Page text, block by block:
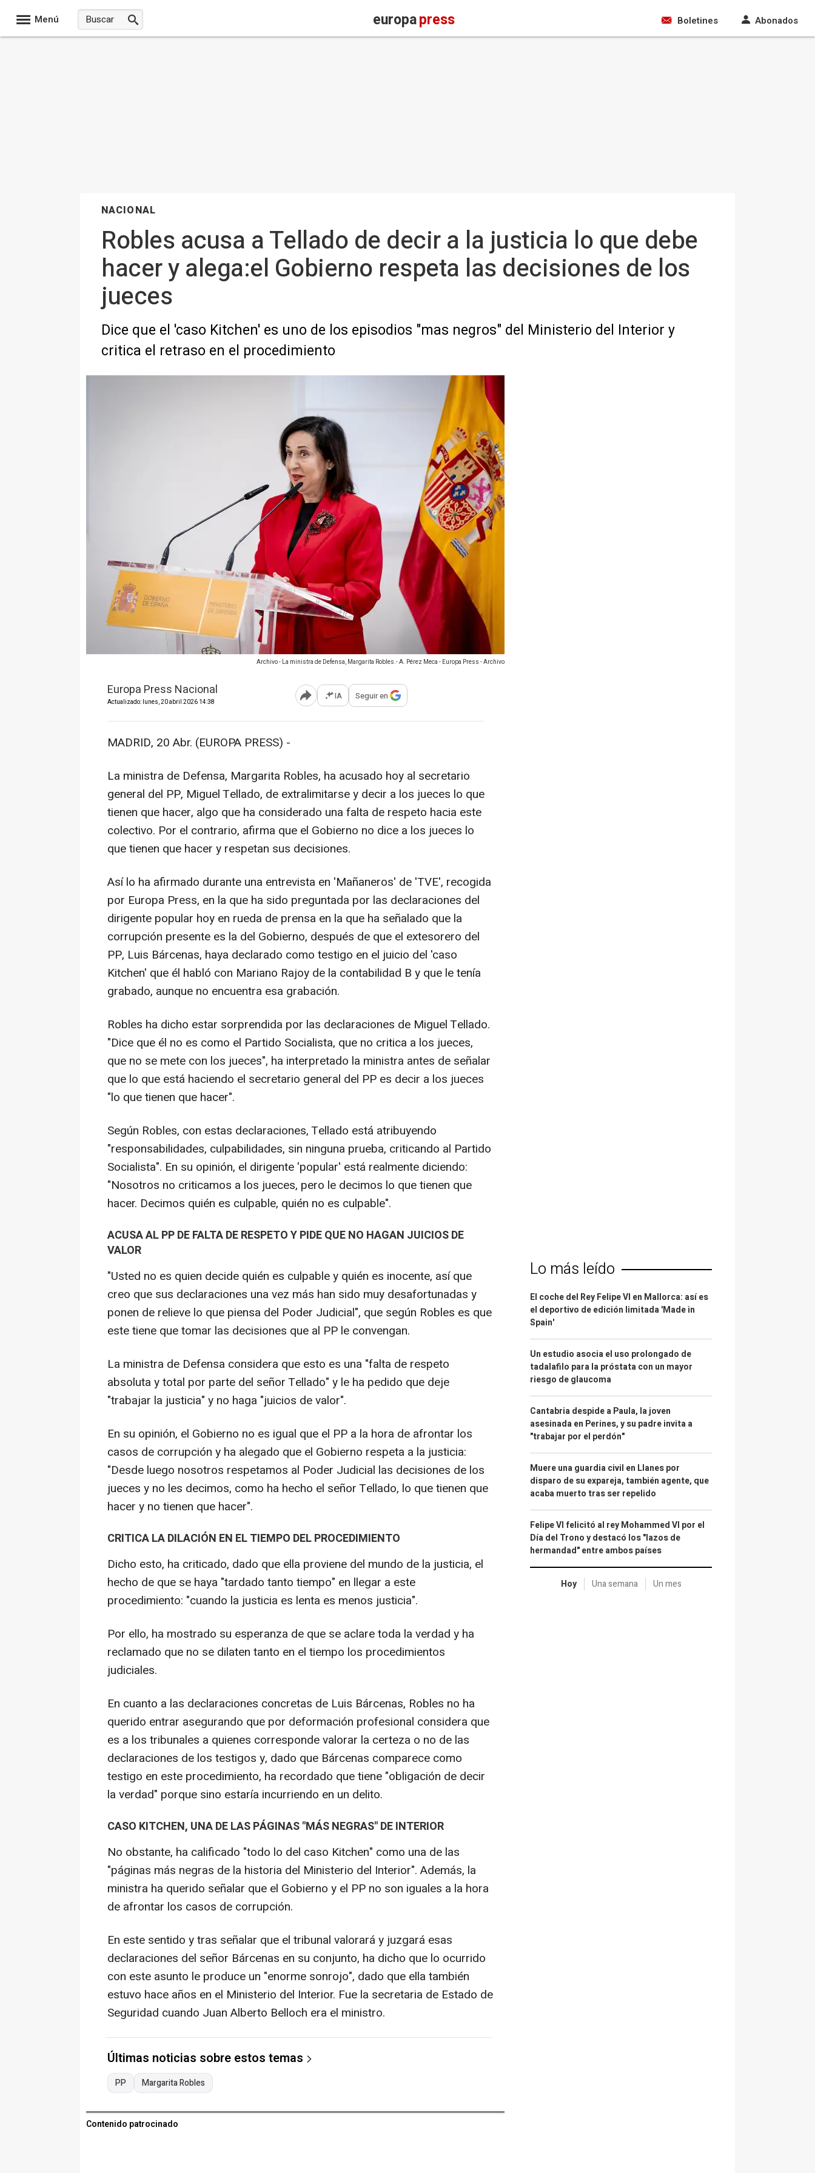
Menú europapress Boletines Abonados
NACIONAL
Robles acusa a Tellado de decir a la justicia lo que debe
hacer y alega:el Gobierno respeta las decisiones de los
jueces
Dice que el 'caso Kitchen' es uno de los episodios "mas negros" del Ministerio del Interior y
critica el retraso en el procedimiento
Archivo - La ministra de Defensa, Margarita Robles.- A. Pérez Meca - Europa Press - Archivo
Europa Press Nacional
Actualizado: lunes, 20 abril 2026 14:38 Abrir opciones para compartir
IA Seguir en
MADRID, 20 Abr. (EUROPA PRESS) -
La ministra de Defensa, Margarita Robles, ha acusado hoy al secretario
general del PP, Miguel Tellado, de extralimitarse y decir a los jueces lo que
tienen que hacer, algo que ha considerado una falta de respeto hacia este
colectivo. Por el contrario, afirma que el Gobierno no dice a los jueces lo
que tienen que hacer y respetan sus decisiones.
Así lo ha afirmado durante una entrevista en 'Mañaneros' de 'TVE', recogida
por Europa Press, en la que ha sido preguntada por las declaraciones del
dirigente popular hoy en rueda de prensa en la que ha señalado que la
corrupción presente es la del Gobierno, después de que el extesorero del
PP, Luis Bárcenas, haya declarado como testigo en el juicio del 'caso
Kitchen' que él habló con Mariano Rajoy de la contabilidad B y que le tenía
grabado, aunque no encuentra esa grabación.
Robles ha dicho estar sorprendida por las declaraciones de Miguel Tellado.
"Dice que él no es como el Partido Socialista, que no critica a los jueces,
que no se mete con los jueces", ha interpretado la ministra antes de señalar
que lo que está haciendo el secretario general del PP es decir a los jueces
"lo que tienen que hacer".
Según Robles, con estas declaraciones, Tellado está atribuyendo
"responsabilidades, culpabilidades, sin ninguna prueba, criticando al Partido
Socialista". En su opinión, el dirigente 'popular' está realmente diciendo:
"Nosotros no criticamos a los jueces, pero le decimos lo que tienen que
hacer. Decimos quién es culpable, quién no es culpable".
ACUSA AL PP DE FALTA DE RESPETO Y PIDE QUE NO HAGAN JUICIOS DE
VALOR
"Usted no es quien decide quién es culpable y quién es inocente, así que
creo que sus declaraciones una vez más han sido muy desafortunadas y
ponen de relieve lo que piensa del Poder Judicial", que según Robles es que
este tiene que tomar las decisiones que al PP le convengan.
La ministra de Defensa considera que esto es una "falta de respeto
absoluta y total por parte del señor Tellado" y le ha pedido que deje
"trabajar la justicia" y no haga "juicios de valor".
En su opinión, el Gobierno no es igual que el PP a la hora de afrontar los
casos de corrupción y ha alegado que el Gobierno respeta a la justicia:
"Desde luego nosotros respetamos al Poder Judicial las decisiones de los
jueces y no les decimos, como ha hecho el señor Tellado, lo que tienen que
hacer y no tienen que hacer".
CRITICA LA DILACIÓN EN EL TIEMPO DEL PROCEDIMIENTO
Dicho esto, ha criticado, dado que ella proviene del mundo de la justicia, el
hecho de que se haya "tardado tanto tiempo" en llegar a este
procedimiento: "cuando la justicia es lenta es menos justicia".
Por ello, ha mostrado su esperanza de que se aclare toda la verdad y ha
reclamado que no se dilaten tanto en el tiempo los procedimientos
judiciales.
En cuanto a las declaraciones concretas de Luis Bárcenas, Robles no ha
querido entrar asegurando que por deformación profesional considera que
es a los tribunales a quienes corresponde valorar la certeza o no de las
declaraciones de los testigos y, dado que Bárcenas comparece como
testigo en este procedimiento, ha recordado que tiene "obligación de decir
la verdad" porque sino estaría incurriendo en un delito.
CASO KITCHEN, UNA DE LAS PÁGINAS "MÁS NEGRAS" DE INTERIOR
No obstante, ha calificado "todo lo del caso Kitchen" como una de las
"páginas más negras de la historia del Ministerio del Interior". Además, la
ministra ha querido señalar que el Gobierno y el PP no son iguales a la hora
de afrontar los casos de corrupción.
En este sentido y tras señalar que el tribunal valorará y juzgará esas
declaraciones del señor Bárcenas en su conjunto, ha dicho que lo ocurrido
con este asunto le produce un "enorme sonrojo", dado que ella también
estuvo hace años en el Ministerio del Interior. Fue la secretaria de Estado de
Seguridad cuando Juan Alberto Belloch era el ministro.
Últimas noticias sobre estos temas
PP Margarita Robles
Contenido patrocinado
Lo más leído
El coche del Rey Felipe VI en Mallorca: así es
el deportivo de edición limitada 'Made in
Spain'
Un estudio asocia el uso prolongado de
tadalafilo para la próstata con un mayor
riesgo de glaucoma
Cantabria despide a Paula, la joven
asesinada en Perines, y su padre invita a
"trabajar por el perdón"
Muere una guardia civil en Llanes por
disparo de su expareja, también agente, que
acaba muerto tras ser repelido
Felipe VI felicitó al rey Mohammed VI por el
Día del Trono y destacó los "lazos de
hermandad" entre ambos países
Hoy Una semana Un mes